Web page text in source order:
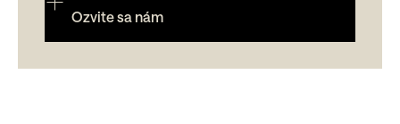
Ozvite sa nám